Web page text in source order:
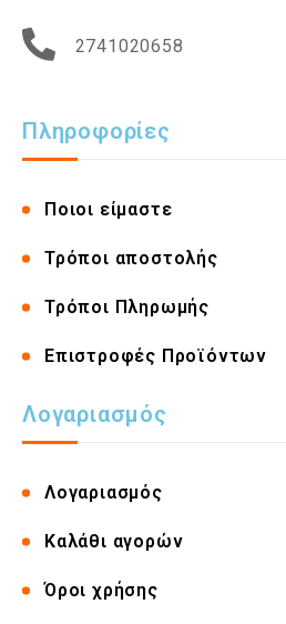
2741020658
Πληροφορίες
Ποιοι είμαστε
Τρόποι αποστολής
Τρόποι Πληρωμής
Επιστροφές Προϊόντων
Λογαριασμός
Λογαριασμός
Καλάθι αγορών
Όροι χρήσης